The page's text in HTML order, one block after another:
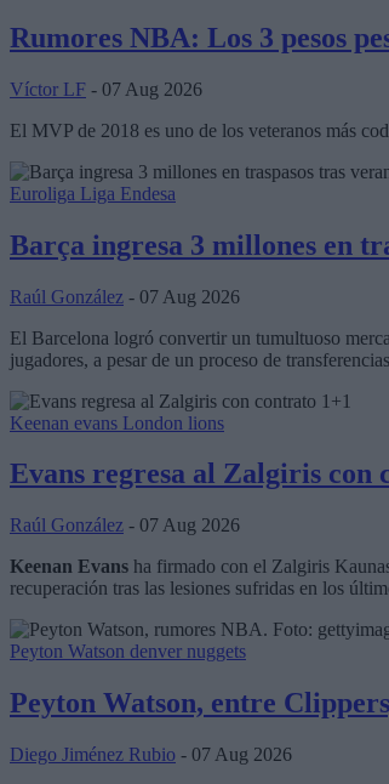
Rumores NBA: Los 3 pesos
Víctor LF - 07 Aug 2026
El MVP de 2018 es uno de los veteranos más
Euroliga Liga Endesa
Barça ingresa 3 millones en
Raúl González - 07 Aug 2026
El Barcelona logró convertir un tumultuoso
jugadores, a pesar de un proceso de
Keenan evans London lions
Evans regresa al Zalgiris con
Raúl González - 07 Aug 2026
Keenan Evans ha firmado con el Zalgiris
recuperación tras las lesiones sufridas en los
Peyton Watson denver nuggets
Peyton Watson, entre
Diego Jiménez Rubio - 07 Aug 2026